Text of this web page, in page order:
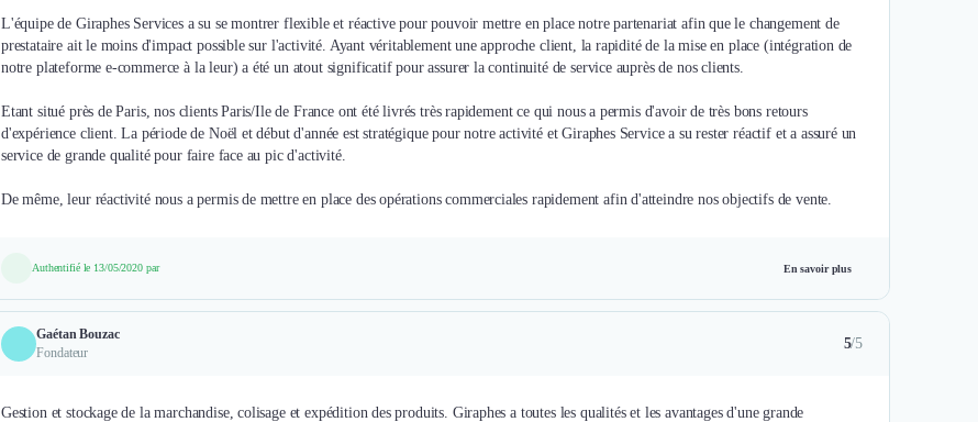
L'équipe de Giraphes Services a su se montrer flexible et réactive pour pouvoir mettre en place notre partenariat afin que le changement de
prestataire ait le moins d'impact possible sur l'activité. Ayant véritablement une approche client, la rapidité de la mise en place (intégration de
notre plateforme e-commerce à la leur) a été un atout significatif pour assurer la continuité de service auprès de nos clients.
Etant situé près de Paris, nos clients Paris/Ile de France ont été livrés très rapidement ce qui nous a permis d'avoir de très bons retours
d'expérience client. La période de Noël et début d'année est stratégique pour notre activité et Giraphes Service a su rester réactif et a assuré un
service de grande qualité pour faire face au pic d'activité.
De même, leur réactivité nous a permis de mettre en place des opérations commerciales rapidement afin d'atteindre nos objectifs de vente.
Authentifié le 13/05/2020 par En savoir plus
Gaétan Bouzac
Fondateur
5/5
Gestion et stockage de la marchandise, colisage et expédition des produits. Giraphes a toutes les qualités et les avantages d'une grande